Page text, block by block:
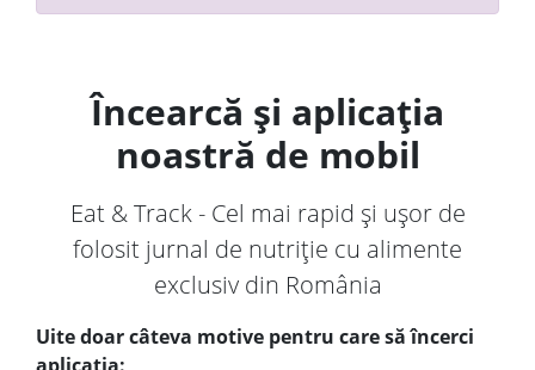
Încearcă și aplicația
noastră de mobil
Eat & Track - Cel mai rapid și ușor de
folosit jurnal de nutriție cu alimente
exclusiv din România
Uite doar câteva motive pentru care să încerci